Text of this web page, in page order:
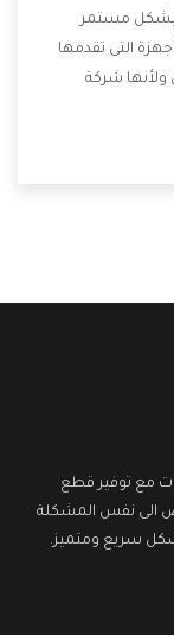
بشكل مستمر
التى تقدمها
ولأنها شركة
تسهل على
مع توفير قطع
الى نفس المشكلة
بشكل سريع ومتميز.